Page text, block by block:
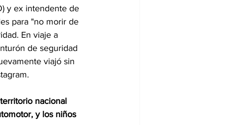
y ex intendente de
para "no morir de
En viaje a
de seguridad
viajó sin
nacional
y los niños